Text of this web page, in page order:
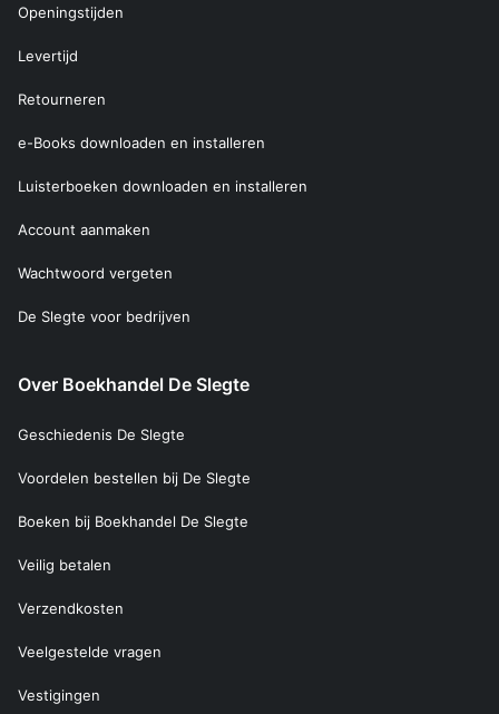
Openingstijden
Levertijd
Retourneren
e-Books downloaden en installeren
Luisterboeken downloaden en installeren
Account aanmaken
Wachtwoord vergeten
De Slegte voor bedrijven
Over Boekhandel De Slegte
Geschiedenis De Slegte
Voordelen bestellen bij De Slegte
Boeken bij Boekhandel De Slegte
Veilig betalen
Verzendkosten
Veelgestelde vragen
Vestigingen